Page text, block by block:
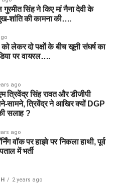
गुरमीत सिंह ने किए मां नैना देवी के
शांति की कामना की….
लेकर दो पक्षों के बीच खूनी संघर्ष का
पर वायरल….
ago
त्रिवेंद्र सिंह रावत और डीजीपी
सामने, त्रिवेंद्र ने आखिर क्यों DGP
सलाह ?
ago
वॉक पर हाइवे पर निकला हाथी, पूर्व
में भर्ती
2 years ago